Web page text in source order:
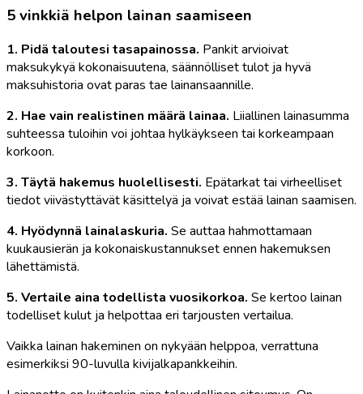
5 vinkkiä helpon lainan saamiseen
1. Pidä taloutesi tasapainossa. Pankit arvioivat
maksukykyä kokonaisuutena, säännölliset tulot ja hyvä
maksuhistoria ovat paras tae lainansaannille.
2. Hae vain realistinen määrä lainaa. Liiallinen lainasumma
suhteessa tuloihin voi johtaa hylkäykseen tai korkeampaan
korkoon.
3. Täytä hakemus huolellisesti. Epätarkat tai virheelliset
tiedot viivästyttävät käsittelyä ja voivat estää lainan saamisen.
4. Hyödynnä lainalaskuria. Se auttaa hahmottamaan
kuukausierän ja kokonaiskustannukset ennen hakemuksen
lähettämistä.
5. Vertaile aina todellista vuosikorkoa. Se kertoo lainan
todelliset kulut ja helpottaa eri tarjousten vertailua.
Vaikka lainan hakeminen on nykyään helppoa, verrattuna
esimerkiksi 90-luvulla kivijalkapankkeihin.